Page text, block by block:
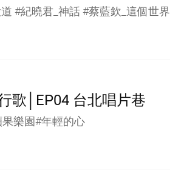
#紀曉君_神話 #蔡藍欽_這個世界
歌│EP04 台北唱片巷
樂園#年輕的心